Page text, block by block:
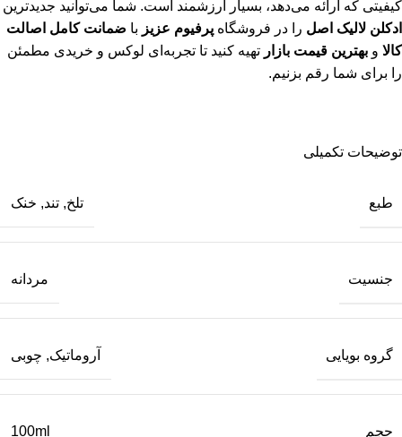
کیفیتی که ارائه می‌دهد، بسیار ارزشمند است. شما می‌توانید جدیدترین
ادکلن لالیک اصل را در فروشگاه پرفیوم عزیز با ضمانت کامل اصالت
کالا و بهترین قیمت بازار تهیه کنید تا تجربه‌ای لوکس و خریدی مطمئن
را برای شما رقم بزنیم.
توضیحات تکمیلی
طبع تلخ, تند, خنک
جنسیت مردانه
گروه بویایی آروماتیک, چوبی
حجم 100ml